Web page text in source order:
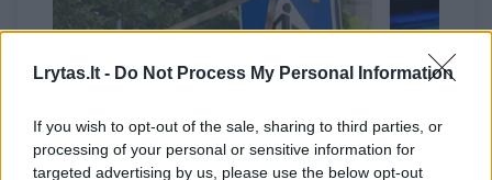
Lrytas.lt - Do Not Process My Personal Information
If you wish to opt-out of the sale, sharing to third parties, or
processing of your personal or sensitive information for
targeted advertising by us, please use the below opt-out
Pėsčiųjų perėjoje Šiauliuose
Girta